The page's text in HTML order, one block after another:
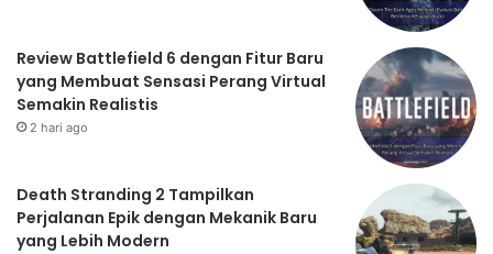
Review Battlefield 6 dengan Fitur Baru
yang Membuat Sensasi Perang Virtual
Semakin Realistis
2 hari ago
Death Stranding 2 Tampilkan
Perjalanan Epik dengan Mekanik Baru
yang Lebih Modern